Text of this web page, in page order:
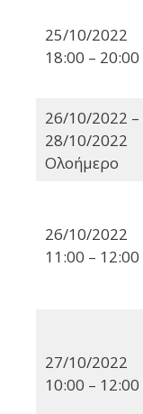
25/10/2022
18:00 – 20:00
26/10/2022 –
28/10/2022
Ολοήμερο
26/10/2022
11:00 – 12:00
27/10/2022
10:00 – 12:00